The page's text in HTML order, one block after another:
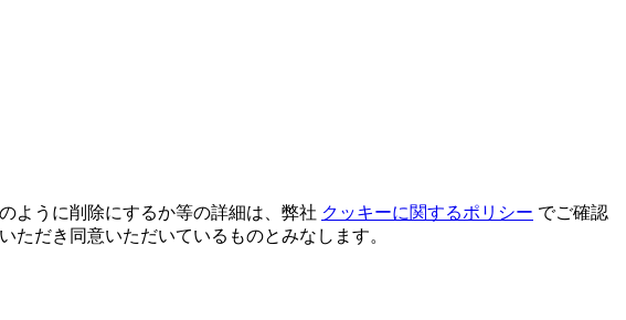
ように削除にするか等の詳細は、弊社 クッキーに関するポリシー でご確認
だき同意いただいているものとみなします。